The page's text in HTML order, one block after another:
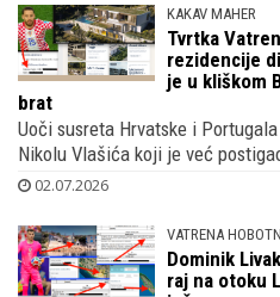
KAKAV MAHER
Tvrtka
rezidencije
je u kliškom
brat
Uoči susreta Hrvatske i
Nikolu Vlašića koji je već
02.07.2026
VATRENA
Dominik
raj na otoku